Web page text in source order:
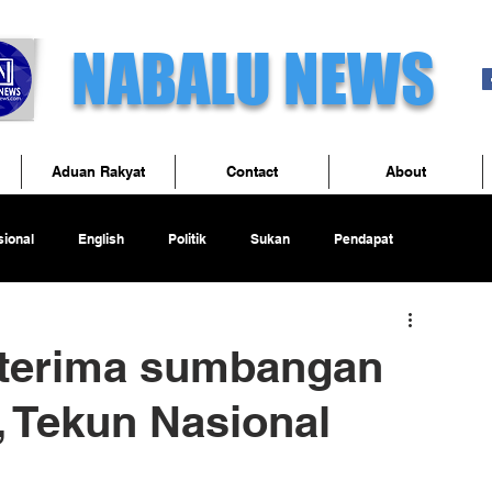
NABALU NEWS
English Politik Sukan Pendapat
sumbangan
Nasional
Aduan Rakyat Contact About